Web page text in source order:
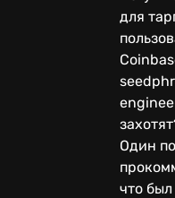
для
Один
что